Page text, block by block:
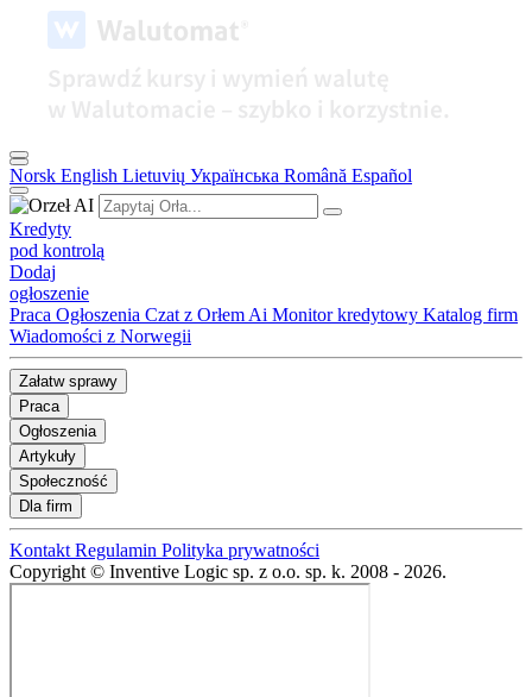
Norsk English Lietuvių Українська Română Español
Kredyty
pod kontrolą
Dodaj
ogłoszenie
Praca Ogłoszenia Czat z Orłem Ai Monitor kredytowy Katalog firm
Wiadomości z Norwegii
Załatw sprawy
Praca
Ogłoszenia
Artykuły
Społeczność
Dla firm
Kontakt Regulamin Polityka prywatności
Copyright © Inventive Logic sp. z o.o. sp. k. 2008 - 2026.